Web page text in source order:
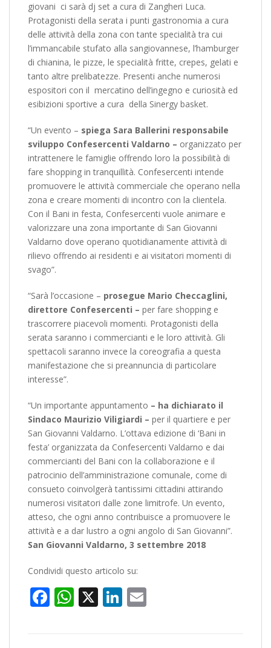
giovani ci sarà dj set a cura di Zangheri Luca.
Protagonisti della serata i punti gastronomia a cura
delle attività della zona con tante specialità tra cui
l’immancabile stufato alla sangiovannese, l’hamburger
di chianina, le pizze, le specialità fritte, crepes, gelati e
tanto altre prelibatezze. Presenti anche numerosi
espositori con il mercatino dell’ingegno e curiosità ed
esibizioni sportive a cura della Sinergy basket.
“Un evento – spiega Sara Ballerini responsabile
sviluppo Confesercenti Valdarno – organizzato per
intrattenere le famiglie offrendo loro la possibilità di
fare shopping in tranquillità. Confesercenti intende
promuovere le attività commerciale che operano nella
zona e creare momenti di incontro con la clientela.
Con il Bani in festa, Confesercenti vuole animare e
valorizzare una zona importante di San Giovanni
Valdarno dove operano quotidianamente attività di
rilievo offrendo ai residenti e ai visitatori momenti di
svago”.
“Sarà l’occasione – prosegue Mario Checcaglini,
direttore Confesercenti – per fare shopping e
trascorrere piacevoli momenti. Protagonisti della
serata saranno i commercianti e le loro attività. Gli
spettacoli saranno invece la coreografia a questa
manifestazione che si preannuncia di particolare
interesse”.
“Un importante appuntamento – ha dichiarato il
Sindaco Maurizio Viligiardi – per il quartiere e per
San Giovanni Valdarno. L’ottava edizione di ‘Bani in
festa’ organizzata da Confesercenti Valdarno e dai
commercianti del Bani con la collaborazione e il
patrocinio dell’amministrazione comunale, come di
consueto coinvolgerà tantissimi cittadini attirando
numerosi visitatori dalle zone limitrofe. Un evento,
atteso, che ogni anno contribuisce a promuovere le
attività e a dar lustro a ogni angolo di San Giovanni”.
San Giovanni Valdarno, 3 settembre 2018
Condividi questo articolo su:
Facebook
WhatsApp
X LinkedIn